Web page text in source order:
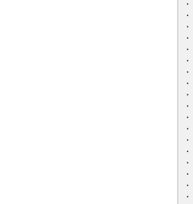
‧
‧
‧
‧
‧
‧
‧
‧
‧
‧
‧
‧
‧
‧
‧
‧
‧
‧